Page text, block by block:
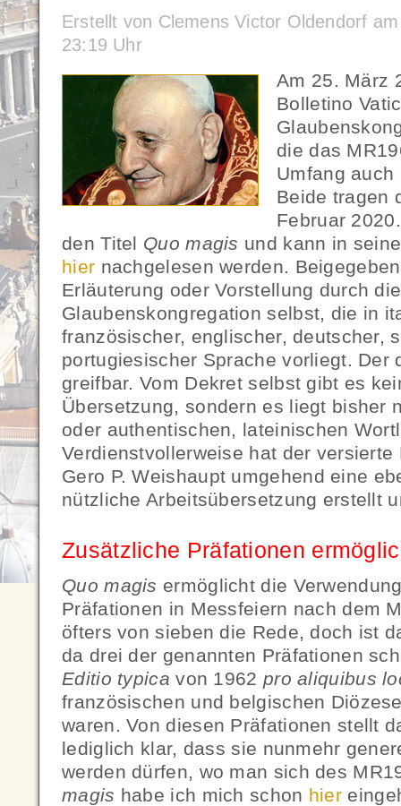
Erstellt von Clemens Victor Oldendorf
23:19 Uhr
Am 25. März
Bolletino
die das
Umfang
Beide tragen
Februar
den Titel Quo magis und kann in
hier nachgelesen werden.
Erläuterung oder Vorstellung durch die
Glaubenskongregation selbst, die in
französischer, englischer, deutscher,
portugiesischer Sprache vorliegt. Der
greifbar. Vom Dekret selbst gibt es
Übersetzung, sondern es liegt bisher
oder authentischen, lateinischen
Verdienstvollerweise hat der
Gero P. Weishaupt umgehend eine
nützliche Arbeitsübersetzung erstellt
Zusätzliche Präfationen
Quo magis ermöglicht die
Präfationen in Messfeiern nach dem
öfters von sieben die Rede, doch ist
da drei der genannten Präfationen
Editio typica von 1962 pro aliquibus
französischen und belgischen
waren. Von diesen Präfationen stellt
lediglich klar, dass sie nunmehr
werden dürfen, wo man sich des
magis habe ich mich schon hier